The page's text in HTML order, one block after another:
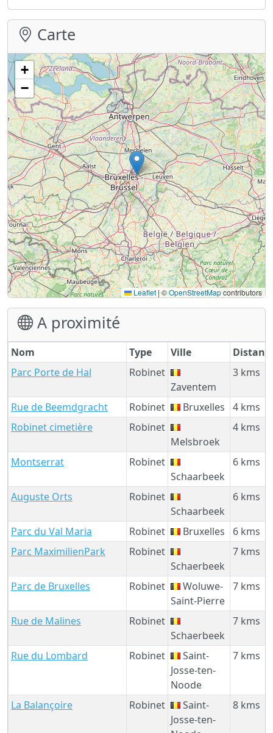
Carte
+
−
Leaflet |©OpenStreetMapcontributors
A proximité
Nom Type Ville
Parc Porte de Hal
Robinet
Zaventem
3 kms
Rue de Beemdgracht Robinet Bruxelles
4 kms
Robinet cimetière
Robinet
Melsbroek
4 kms
Montserrat
Robinet
Schaarbeek
6 kms
Auguste Orts
Robinet
Schaarbeek
6 kms
Parc du Val Maria Robinet Bruxelles
6 kms
Parc MaximilienPark
Robinet
Schaerbeek
7 kms
Parc de Bruxelles Robinet
Woluwe-
Saint-Pierre
7 kms
Rue de Malines
Robinet
Schaerbeek
7 kms
Rue du Lombard Robinet
Saint-
Josse-ten-
Noode
7 kms
La Balançoire Robinet
Saint-
Josse-ten-
8 kms